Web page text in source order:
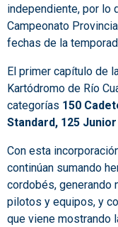
independiente, por lo
Campeonato
fechas de la
El primer capítulo de
Kartódromo de Río
categorías 150
Standard, 125
Con esta
continúan sumando
cordobés, generando
pilotos y equipos, y
que viene mostrando